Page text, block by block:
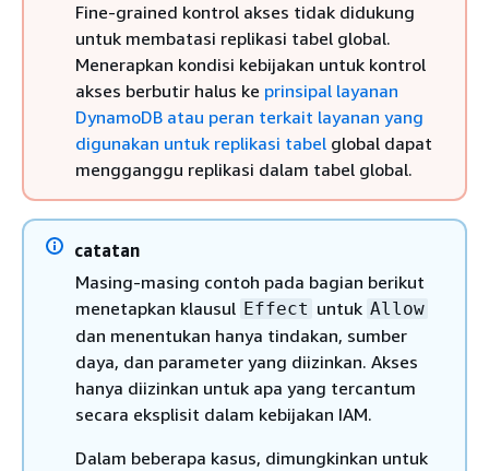
Fine-grained kontrol akses tidak didukung
untuk membatasi replikasi tabel global.
Menerapkan kondisi kebijakan untuk kontrol
akses berbutir halus ke prinsipal layanan
DynamoDB atau peran terkait layanan yang
digunakan untuk replikasi tabel global dapat
mengganggu replikasi dalam tabel global.
catatan
Masing-masing contoh pada bagian berikut
menetapkan klausul Effect untuk Allow
dan menentukan hanya tindakan, sumber
daya, dan parameter yang diizinkan. Akses
hanya diizinkan untuk apa yang tercantum
secara eksplisit dalam kebijakan IAM.
Dalam beberapa kasus, dimungkinkan untuk